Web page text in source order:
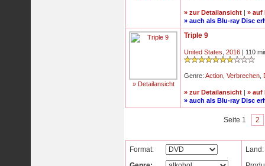
» zur Detailansicht | » auf
» auch als Blu-ray Disc
» Detailansicht
Triple 9
United States 2016 | 110
Genre: Action Verbrechen
» zur Detailansicht | » auf
» auch als Blu-ray Disc
Seite 1 2
Format:
Land: